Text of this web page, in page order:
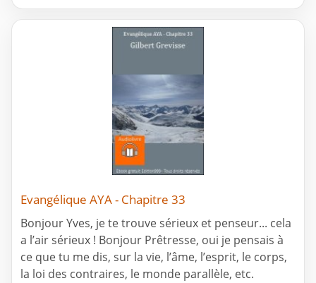
Evangélique AYA - Chapitre 33
Bonjour Yves, je te trouve sérieux et penseur... cela
a l’air sérieux ! Bonjour Prêtresse, oui je pensais à
ce que tu me dis, sur la vie, l’âme, l’esprit, le corps,
la loi des contraires, le monde parallèle, etc.